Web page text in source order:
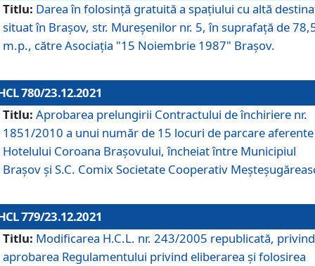
Titlu: Darea în folosinţă gratuită a spaţiului cu altă
situat în Braşov, str. Mureşenilor nr. 5, în suprafaţă de
m.p., către Asociaţia "15 Noiembrie 1987" Braşov.
780/23.12.2021
Titlu: Aprobarea prelungirii Contractului de închiriere nr.
1851/2010 a unui număr de 15 locuri de parcare aferente
Hotelului Coroana Brașovului, încheiat între Municipiul
Braşov şi S.C. Comix Societate Cooperativ
779/23.12.2021
Titlu: Modificarea H.C.L. nr. 243/2005 republicată, privind
aprobarea Regulamentului privind eliberarea şi folosirea